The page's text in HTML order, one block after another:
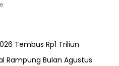
Tembus Rp1 Triliun
Rampung Bulan Agustus